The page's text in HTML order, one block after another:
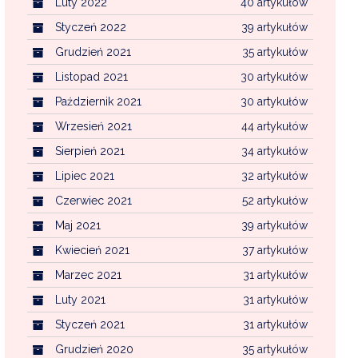
39 artykułów
Styczeń 2022
35 artykułów
Grudzień 2021
30 artykułów
Listopad 2021
30 artykułów
Październik 2021
44 artykułów
Wrzesień 2021
34 artykułów
Sierpień 2021
32 artykułów
Lipiec 2021
52 artykułów
Czerwiec 2021
39 artykułów
Maj 2021
37 artykułów
Kwiecień 2021
31 artykułów
Marzec 2021
31 artykułów
Luty 2021
31 artykułów
Styczeń 2021
35 artykułów
Grudzień 2020